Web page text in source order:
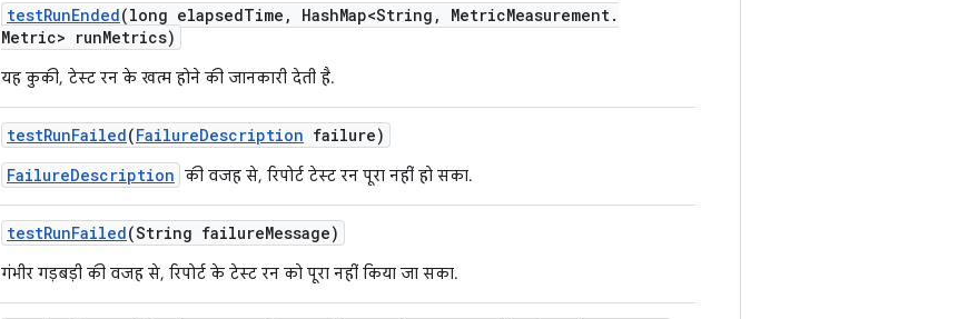
testRunEnded(long elapsedTime , HashMap<String , MetricMeasurement.
Metric> runMetrics)
यह कुकी, टेस्ट रन के खत्म होने की जानकारी देती है.
testRunFailed(FailureDescription failure)
FailureDescription की वजह से, रिपोर्ट टेस्ट रन पूरा नहीं हो सका.
testRunFailed(String failureMessage)
गंभीर गड़बड़ी की वजह से, रिपोर्ट के टेस्ट रन को पूरा नहीं किया जा सका.